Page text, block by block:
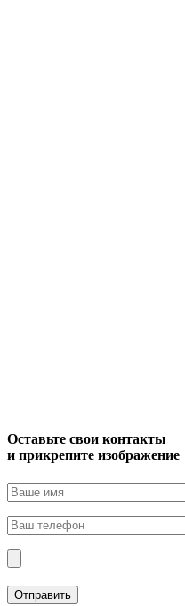
Оставьте свои контакты
и прикрепите изображение